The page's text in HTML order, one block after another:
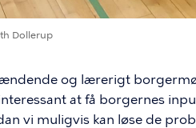
Dollerup
og lærerigt
at få borgernes
vi muligvis kan løse de